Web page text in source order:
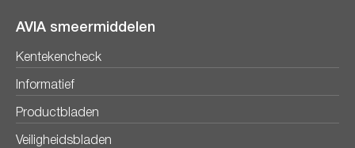
AVIA smeermiddelen
Kentekencheck
Informatief
Productbladen
Veiligheidsbladen